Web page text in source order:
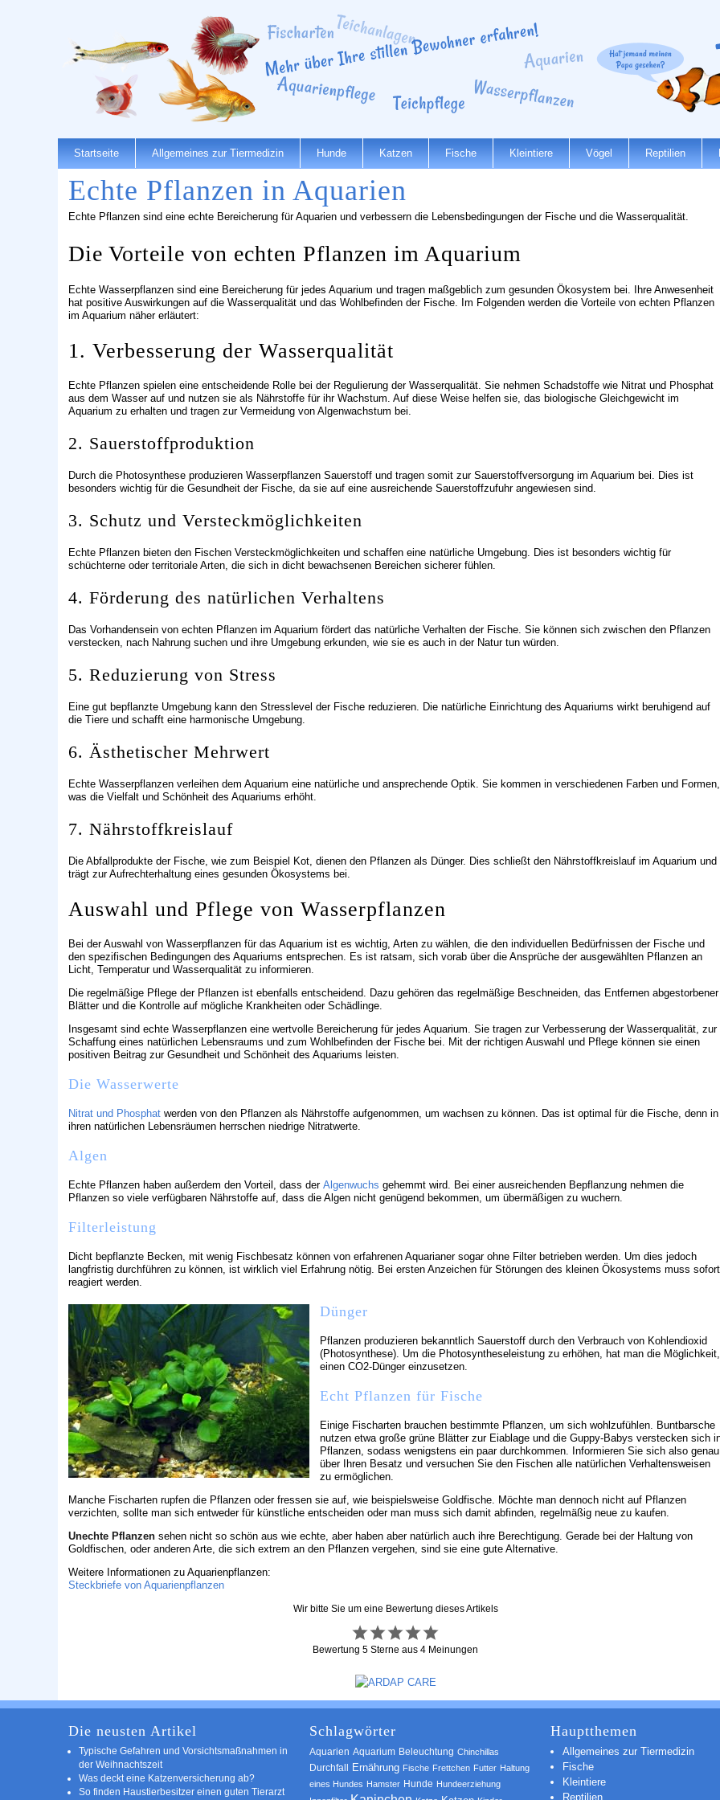
Startseite Allgemeines zur Tiermedizin Hunde Katzen Fische Kleintiere Vögel Reptilien
Echte Pflanzen in Aquarien
Echte Pflanzen sind eine echte Bereicherung für Aquarien und verbessern die Lebensbedingungen der Fische und die Wasserqualität.
Die Vorteile von echten Pflanzen im Aquarium
Echte Wasserpflanzen sind eine Bereicherung für jedes Aquarium und tragen maßgeblich zum gesunden Ökosystem bei. Ihre Anwesenheit
hat positive Auswirkungen auf die Wasserqualität und das Wohlbefinden der Fische. Im Folgenden werden die Vorteile von echten Pflanzen
im Aquarium näher erläutert:
1. Verbesserung der Wasserqualität
Echte Pflanzen spielen eine entscheidende Rolle bei der Regulierung der Wasserqualität. Sie nehmen Schadstoffe wie Nitrat und Phosphat
aus dem Wasser auf und nutzen sie als Nährstoffe für ihr Wachstum. Auf diese Weise helfen sie, das biologische Gleichgewicht im
Aquarium zu erhalten und tragen zur Vermeidung von Algenwachstum bei.
2. Sauerstoffproduktion
Durch die Photosynthese produzieren Wasserpflanzen Sauerstoff und tragen somit zur Sauerstoffversorgung im Aquarium bei. Dies ist
besonders wichtig für die Gesundheit der Fische, da sie auf eine ausreichende Sauerstoffzufuhr angewiesen sind.
3. Schutz und Versteckmöglichkeiten
Echte Pflanzen bieten den Fischen Versteckmöglichkeiten und schaffen eine natürliche Umgebung. Dies ist besonders wichtig für
schüchterne oder territoriale Arten, die sich in dicht bewachsenen Bereichen sicherer fühlen.
4. Förderung des natürlichen Verhaltens
Das Vorhandensein von echten Pflanzen im Aquarium fördert das natürliche Verhalten der Fische. Sie können sich zwischen den Pflanzen
verstecken, nach Nahrung suchen und ihre Umgebung erkunden, wie sie es auch in der Natur tun würden.
5. Reduzierung von Stress
Eine gut bepflanzte Umgebung kann den Stresslevel der Fische reduzieren. Die natürliche Einrichtung des Aquariums wirkt beruhigend auf
die Tiere und schafft eine harmonische Umgebung.
6. Ästhetischer Mehrwert
Echte Wasserpflanzen verleihen dem Aquarium eine natürliche und ansprechende Optik. Sie kommen in verschiedenen Farben und Formen,
was die Vielfalt und Schönheit des Aquariums erhöht.
7. Nährstoffkreislauf
Die Abfallprodukte der Fische, wie zum Beispiel Kot, dienen den Pflanzen als Dünger. Dies schließt den Nährstoffkreislauf im Aquarium und
trägt zur Aufrechterhaltung eines gesunden Ökosystems bei.
Auswahl und Pflege von Wasserpflanzen
Bei der Auswahl von Wasserpflanzen für das Aquarium ist es wichtig, Arten zu wählen, die den individuellen Bedürfnissen der Fische und
den spezifischen Bedingungen des Aquariums entsprechen. Es ist ratsam, sich vorab über die Ansprüche der ausgewählten Pflanzen an
Licht, Temperatur und Wasserqualität zu informieren.
Die regelmäßige Pflege der Pflanzen ist ebenfalls entscheidend. Dazu gehören das regelmäßige Beschneiden, das Entfernen abgestorbener
Blätter und die Kontrolle auf mögliche Krankheiten oder Schädlinge.
Insgesamt sind echte Wasserpflanzen eine wertvolle Bereicherung für jedes Aquarium. Sie tragen zur Verbesserung der Wasserqualität, zur
Schaffung eines natürlichen Lebensraums und zum Wohlbefinden der Fische bei. Mit der richtigen Auswahl und Pflege können sie einen
positiven Beitrag zur Gesundheit und Schönheit des Aquariums leisten.
Die Wasserwerte
Nitrat und Phosphat werden von den Pflanzen als Nährstoffe aufgenommen, um wachsen zu können. Das ist optimal für die Fische, denn in
ihren natürlichen Lebensräumen herrschen niedrige Nitratwerte.
Algen
Echte Pflanzen haben außerdem den Vorteil, dass der Algenwuchs gehemmt wird. Bei einer ausreichenden Bepflanzung nehmen die
Pflanzen so viele verfügbaren Nährstoffe auf, dass die Algen nicht genügend bekommen, um übermäßigen zu wuchern.
Filterleistung
Dicht bepflanzte Becken, mit wenig Fischbesatz können von erfahrenen Aquarianer sogar ohne Filter betrieben werden. Um dies jedoch
langfristig durchführen zu können, ist wirklich viel Erfahrung nötig. Bei ersten Anzeichen für Störungen des kleinen Ökosystems muss sofort
reagiert werden.
Dünger
Pflanzen produzieren bekanntlich Sauerstoff durch den Verbrauch von Kohlendioxid
(Photosynthese). Um die Photosyntheseleistung zu erhöhen, hat man die Möglichkeit,
einen CO2-Dünger einzusetzen.
Echt Pflanzen für Fische
Einige Fischarten brauchen bestimmte Pflanzen, um sich wohlzufühlen. Buntbarsche
nutzen etwa große grüne Blätter zur Eiablage und die Guppy-Babys verstecken sich
Pflanzen, sodass wenigstens ein paar durchkommen. Informieren Sie sich also genau
über Ihren Besatz und versuchen Sie den Fischen alle natürlichen Verhaltensweisen
zu ermöglichen.
Manche Fischarten rupfen die Pflanzen oder fressen sie auf, wie beispielsweise Goldfische. Möchte man dennoch nicht auf Pflanzen
verzichten, sollte man sich entweder für künstliche entscheiden oder man muss sich damit abfinden, regelmäßig neue zu kaufen.
Unechte Pflanzen sehen nicht so schön aus wie echte, aber haben aber natürlich auch ihre Berechtigung. Gerade bei der Haltung von
Goldfischen, oder anderen Arte, die sich extrem an den Pflanzen vergehen, sind sie eine gute Alternative.
Weitere Informationen zu Aquarienpflanzen:
Steckbriefe von Aquarienpflanzen
Wir bitte Sie um eine Bewertung dieses Artikels
Bewertung 5 Sterne aus 4 Meinungen
Die neusten Artikel
Typische Gefahren und Vorsichtsmaßnahmen in
der Weihnachtszeit
Was deckt eine Katzenversicherung ab?
So finden Haustierbesitzer einen guten Tierarzt
Schlagwörter
Aquarien Aquarium Beleuchtung Chinchillas
Durchfall Ernährung Fische Frettchen Futter Haltung
eines Hundes Hamster Hunde Hundeerziehung
Hauptthemen
Allgemeines zur Tiermedizin
Fische
Kleintiere
Reptilien